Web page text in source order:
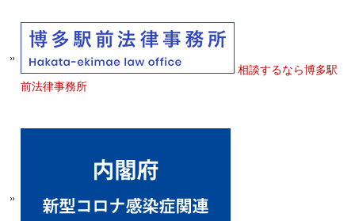
相談するなら博多駅
前法律事務所